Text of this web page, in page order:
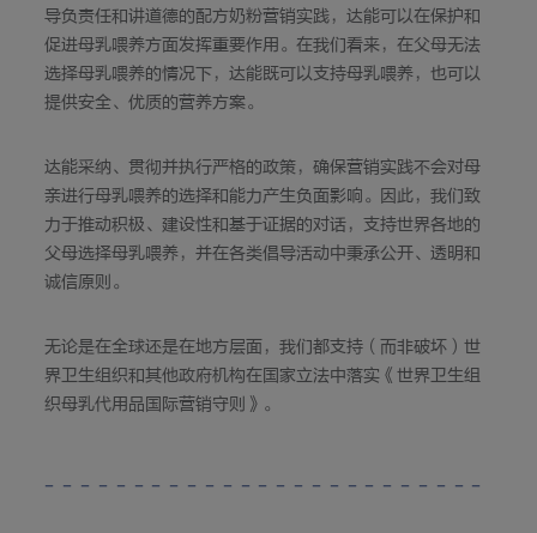
导负责任和讲道德的配方奶粉营销实践，达能可以在保护和
促进母乳喂养方面发挥重要作用。在我们看来，在父母无法
选择母乳喂养的情况下，达能既可以支持母乳喂养，也可以
提供安全、优质的营养方案。
达能采纳、贯彻并执行严格的政策，确保营销实践不会对母
亲进行母乳喂养的选择和能力产生负面影响。因此，我们致
力于推动积极、建设性和基于证据的对话，支持世界各地的
父母选择母乳喂养，并在各类倡导活动中秉承公开、透明和
诚信原则。
无论是在全球还是在地方层面，我们都支持（而非破坏）世
界卫生组织和其他政府机构在国家立法中落实《世界卫生组
织母乳代用品国际营销守则》。